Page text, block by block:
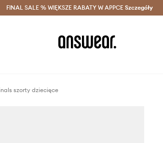
z Answear Club > Dostawa nawet w 24h >
FINAL SALE % WIĘKSZE RABATY W APPCE Szczegóły
szorty dziecięce